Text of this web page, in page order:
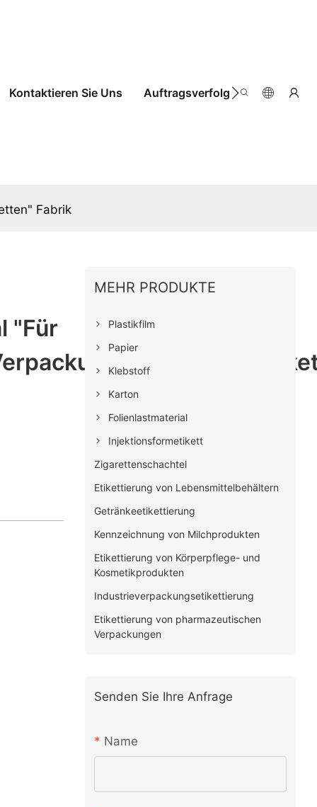
Kontaktieren Sie Uns Auftragsverfolgung
Fabrik
"Für
MEHR PRODUKTE
Plastikfilm
Papier
Klebstoff
Karton
Folienlastmaterial
Injektionsformetikett
Zigarettenschachtel
Etikettierung von Lebensmittelbehältern
Getränkeetikettierung
Kennzeichnung von Milchprodukten
Etikettierung von Körperpflege- und
Kosmetikprodukten
Industrieverpackungsetikettierung
Etikettierung von pharmazeutischen
Verpackungen
Senden Sie Ihre Anfrage
Name